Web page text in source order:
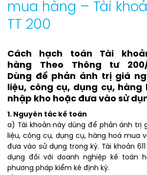
mua hàng – Tài
TT 200
Cách hạch toán Tài
hàng Theo Thông tư 200/
Dùng để phản ánh trị giá
liệu, công cụ, dụng cụ, hàng
nhập kho hoặc đưa vào sử
1. Nguyên tắc kế toán
a) Tài khoản này dùng để phản ánh trị
liệu, công cụ, dụng cụ, hàng hoá mua
đưa vào sử dụng trong kỳ. Tài khoản
dụng đối với doanh nghiệp kế toán
phương pháp kiểm kê định kỳ.